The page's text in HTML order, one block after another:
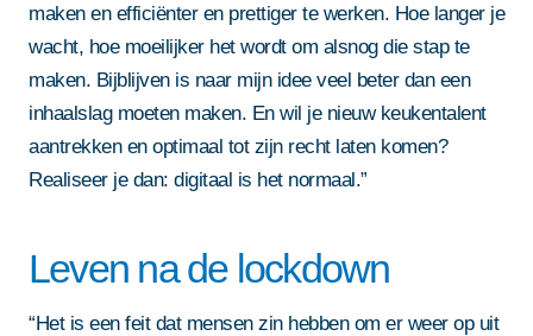
maken en efficiënter en prettiger te werken. Hoe langer je
wacht, hoe moeilijker het wordt om alsnog die stap te
maken. Bijblijven is naar mijn idee veel beter dan een
inhaalslag moeten maken. En wil je nieuw keukentalent
aantrekken en optimaal tot zijn recht laten komen?
Realiseer je dan: digitaal is het normaal.”
Leven na de lockdown
“Het is een feit dat mensen zin hebben om er weer op uit